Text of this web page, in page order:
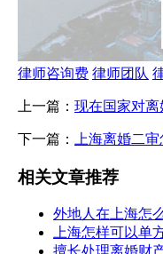
律师咨询费 律师团队
上一篇： 现在国家对
下一篇： 上海离婚二审
相关文章推荐
外地人在上海怎
上海怎样可以单